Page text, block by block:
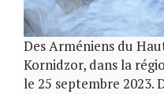
Des Arméniens du
Kornidzor, dans la
le 25 septembre 2023.